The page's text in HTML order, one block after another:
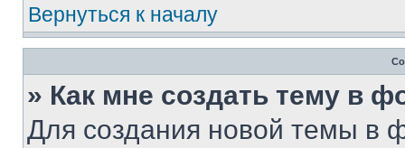
Вернуться к началу
» Как мне создать тему в
Для создания новой темы в